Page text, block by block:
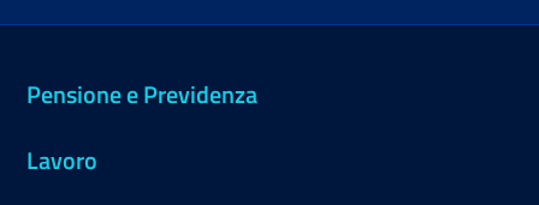
Pensione e Previdenza
Lavoro